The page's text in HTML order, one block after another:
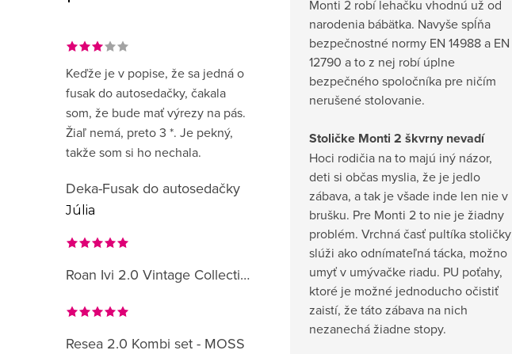
Keďže je v popise, že sa jedná o
fusak do autosedačky, čakala
som, že bude mať výrezy na pás.
Žiaľ nemá, preto 3 *. Je pekný,
takže som si ho nechala.
Deka-Fusak do autosedačky
Júlia
Roan Ivi 2.0 Vintage Collection
Resea 2.0 Kombi set - MOSS
Monti 2 robí lehačku vhodnú už od
narodenia bábätka. Navyše spĺňa
bezpečnostné normy EN 14988 a EN
12790 a to z nej robí úplne
bezpečného spoločníka pre ničím
nerušené stolovanie.
Stoličke Monti 2 škvrny nevadí
Hoci rodičia na to majú iný názor,
deti si občas myslia, že je jedlo
zábava, a tak je všade inde len nie v
brušku. Pre Monti 2 to nie je žiadny
problém. Vrchná časť pultíka stoličky
slúži ako odnímateľná tácka, možno
umyť v umývačke riadu. PU poťahy,
ktoré je možné jednoducho očistiť
zaistí, že táto zábava na nich
nezanechá žiadne stopy.